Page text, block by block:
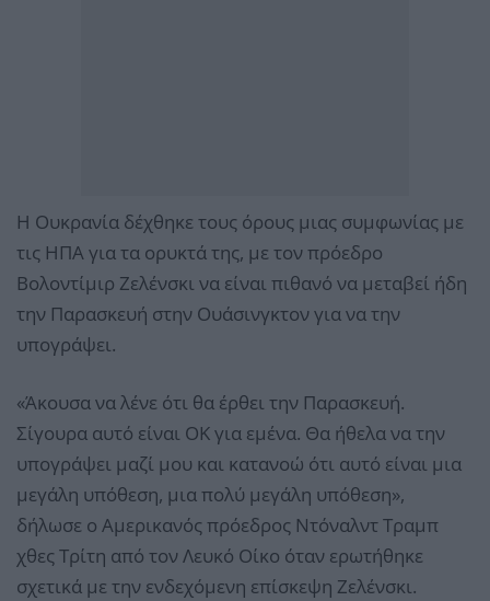
Η Ουκρανία δέχθηκε τους όρους μιας συμφωνίας με
τις ΗΠΑ για τα ορυκτά της, με τον πρόεδρο
Βολοντίμιρ Ζελένσκι να είναι πιθανό να μεταβεί ήδη
την Παρασκευή στην Ουάσινγκτον για να την
υπογράψει.
«Άκουσα να λένε ότι θα έρθει την Παρασκευή.
Σίγουρα αυτό είναι ΟΚ για εμένα. Θα ήθελα να την
υπογράψει μαζί μου και κατανοώ ότι αυτό είναι μια
μεγάλη υπόθεση, μια πολύ μεγάλη υπόθεση»,
δήλωσε ο Αμερικανός πρόεδρος Ντόναλντ Τραμπ
χθες Τρίτη από τον Λευκό Οίκο όταν ερωτήθηκε
σχετικά με την ενδεχόμενη επίσκεψη Ζελένσκι.